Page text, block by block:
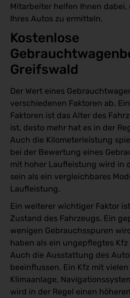
Mitarbeiter helfen Ihnen dabei,
Ihres Autos zu ermitteln.
Kostenlose
Greifswald
Der Wert eines
verschiedenen Faktoren ab.
Faktoren ist das Alter des
ist, desto mehr hat es in der
Auch die Kilometerleistung
bei der Bewertung eines
mit hoher Laufleistung wird in
sein als ein vergleichbares
Laufleistung.
Ein weiterer wichtiger Faktor
Zustand des Fahrzeugs. Ein
wenigen Gebrauchsspuren
haben als ein ungepflegtes
Auch die Ausstattung des
beeinflussen. Ein Kfz mit
Klimaanlage,
wird in der Regel einen